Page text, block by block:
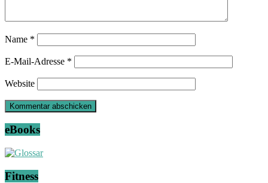
Name *
E-Mail-Adresse *
Website
eBooks
Fitness